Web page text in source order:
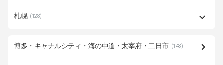
札幌 (128)
博多・キャナルシティ・海の中道・太宰府・二日市 (148)